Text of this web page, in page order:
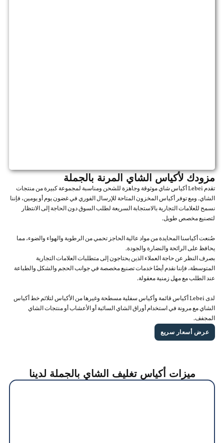
مزودك لأكياس الشاي المرنة بالجملة
تقدم Lebei أكياس شاي موثوقة وجاهزة للشحن ومناسبة لمجموعة كبيرة من منتجات
الشاي. ومع توفر أكياس المخزون المتاحة للإرسال الفوري في غضون يوم أو يومين، فإننا
نسمح للعلامات التجارية بالاستجابة السريعة لطلب السوق دون الحاجة إلى الانتظار
لتصنيع مخصص طويل.
صُنعت أكياسنا المحايدة من مواد عالية الحاجز تحمي من الرطوبة والهواء والضوء، مما
يحافظ على الرائحة والنضارة والجودة.
بصرف النظر عن حاجة العملاء الذين يحتاجون إلى متطلبات العلامات التجارية
المتوسطة، فإننا نقدم أيضًا خدمات تصنيع مخصصة في جوانب الحجم والشكل والطباعة
عند الطلب مع مهل زمنية معقولة.
لدى Lebei أكياس قائمة وأكياس سفلية مسطحة وغيرها من الأكياس لتلائم خط أكياس
الشاي مع مرونة في استخدام أوراق الشاي السائبة أو الأعشاب أو منتجات الشاي
المجفف.
عرض أسعار سريع
ميزات أكياس تغليف الشاي بالجملة لدينا